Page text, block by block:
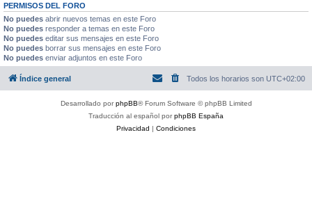
PERMISOS DEL FORO
No puedes abrir nuevos temas en este Foro
No puedes responder a temas en este Foro
No puedes editar sus mensajes en este Foro
No puedes borrar sus mensajes en este Foro
No puedes enviar adjuntos en este Foro
Índice general Todos los horarios son UTC+02:00
Desarrollado porphpBB® Forum Software © phpBB Limited
Traducción al español porphpBB España
Privacidad
Condiciones